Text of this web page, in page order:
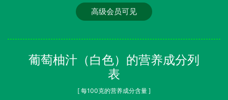
高级会员可见
葡萄柚汁（白色）的营养成分列
表
[ 每100克的营养成分含量 ]